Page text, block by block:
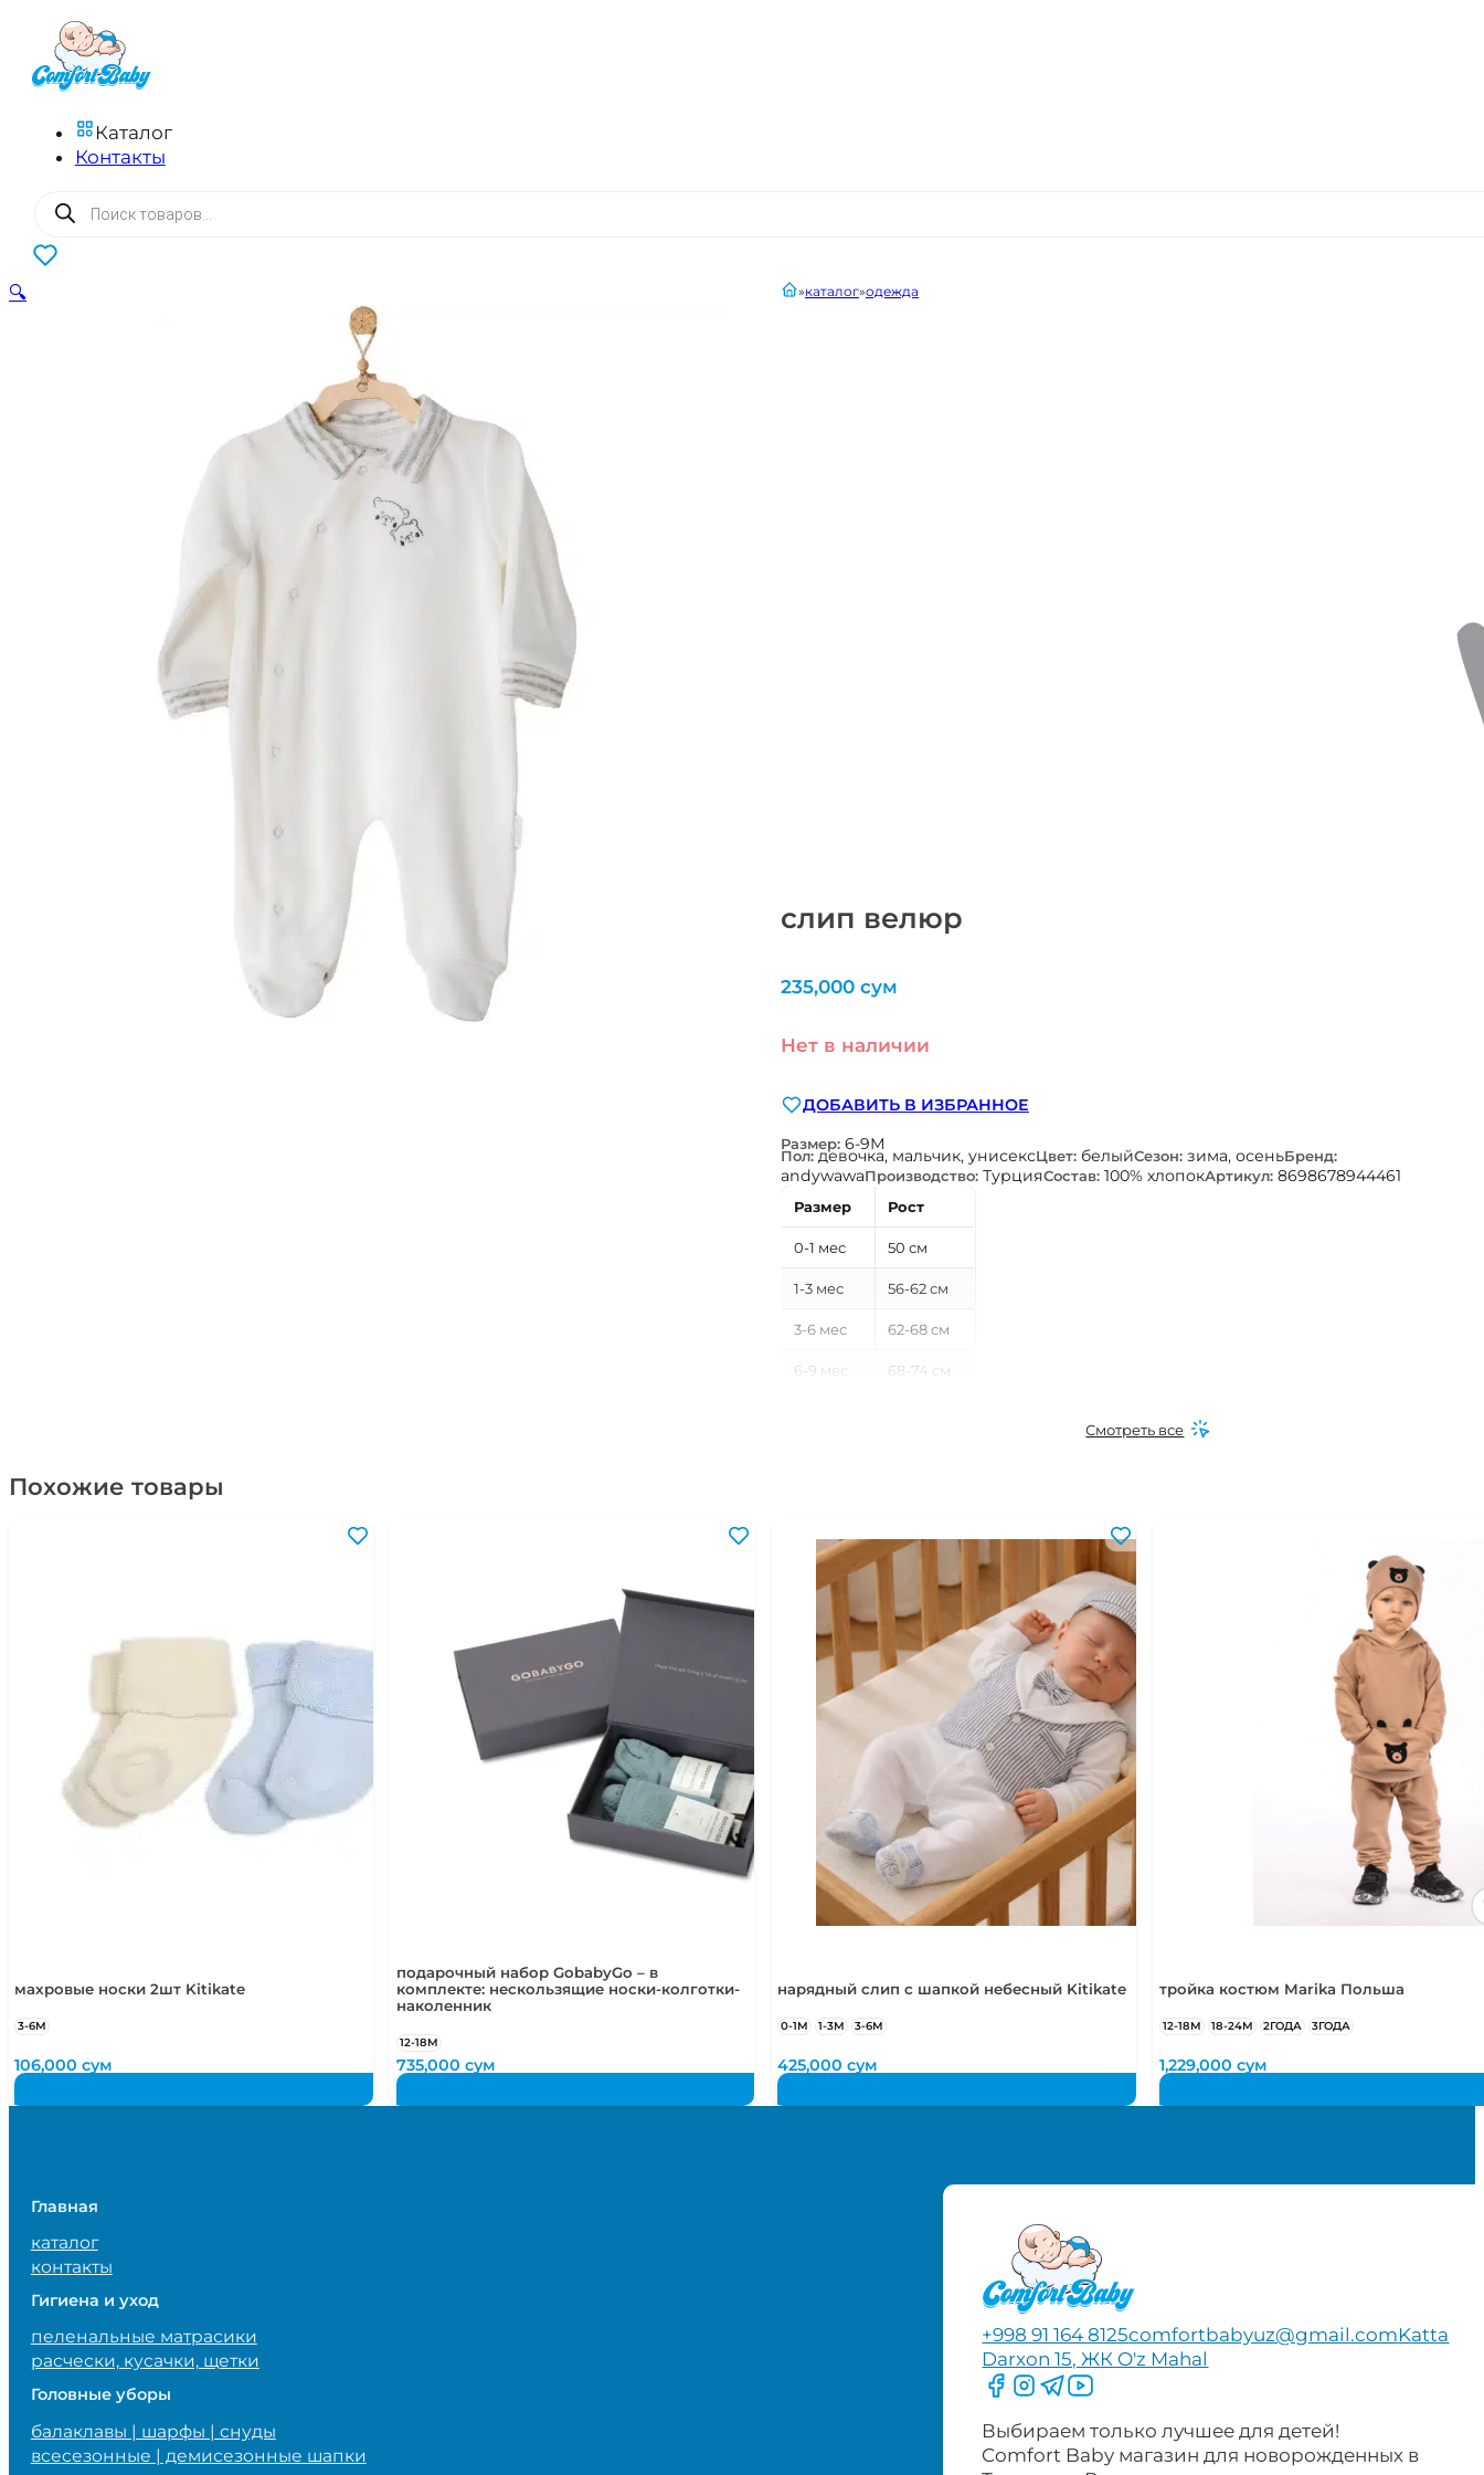
Каталог
Контакты
Поиск
товаров
0
слип велюр
главнаякаталог одежда
235,000 сум
Нет в наличии
ДОБАВИТЬ В ИЗБРАННОЕ
Размер: 6-9М
Пол:девочка, мальчик, унисексЦвет: белыйСезон: зима, осеньБренд:
andywawaПроизводство: ТурцияСостав: 100% хлопокАртикул: 8698678944461
Размер Рост
0-1 мес 50 см
1-3 мес 56-62 см
3-6 мес 62-68 см
6-9 мес 68-74 см
3-4 года
104-110 см
5-6 лет 110-116 см
Смотреть все
🔍
Похожие товары
махровые носки 2шт Kitikate
3-6М
106,000сум
подарочный набор GobabyGo – в
комплекте: нескользящие носки-колготки-
наколенник
12-18М
735,000 сум
нарядный слип с шапкой небесный Kitikate
0-1М 1-3М 3-6М
425,000сум
тройка костюм Marika Польша
12-18М 18-24М 2ГОДА 3ГОДА
1,229,000 сум
Главная
каталог
контакты
Гигиена и уход
пеленальные матрасики
расчески, кусачки, щетки
Головные уборы
балаклавы | шарфы | снуды
всесезонные | демисезонные шапки
+998 91 164 8125comfortbabyuz@gmail.comKatta
Darxon 15, ЖК O'z Mahal
Следите за нами на Facebook
Следите за нами в Instagram
Следите за нами в Telegram
Следите за нами в YouTube
Выбираем только лучшее для детей!
Comfort Baby магазин для новорожденных в